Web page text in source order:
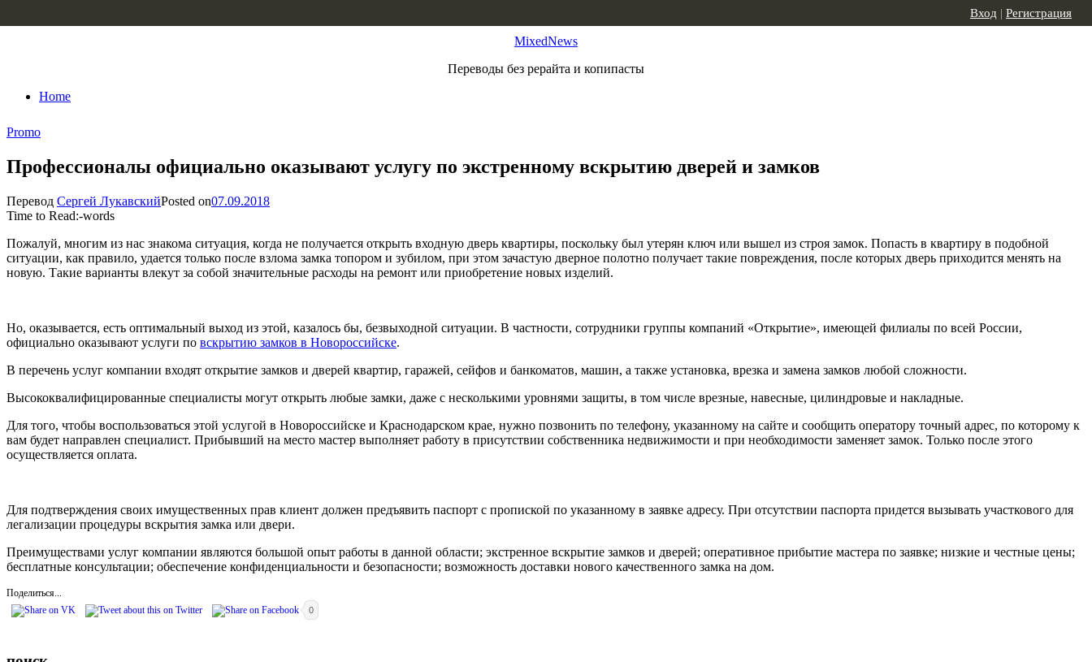
MixedNews
Переводы без рерайта и копипасты
Home
Вход | Регистрация
Promo
Профессионалы официально оказывают услугу по экстренному вскрытию дверей и замков
Перевод Сергей ЛукавскийPosted on07.09.2018
Time to Read:-words
Пожалуй, многим из нас знакома ситуация, когда не получается открыть входную дверь квартиры, поскольку был утерян ключ или вышел из строя замок. Попасть в квартиру в подобной
ситуации, как правило, удается только после взлома замка топором и зубилом, при этом зачастую дверное полотно получает такие повреждения, после которых дверь приходится менять на
новую. Такие варианты влекут за собой значительные расходы на ремонт или приобретение новых изделий.
Но, оказывается, есть оптимальный выход из этой, казалось бы, безвыходной ситуации. В частности, сотрудники группы компаний «Открытие», имеющей филиалы по всей России,
официально оказывают услуги по вскрытию замков в Новороссийске.
В перечень услуг компании входят открытие замков и дверей квартир, гаражей, сейфов и банкоматов, машин, а также установка, врезка и замена замков любой сложности.
Высококвалифицированные специалисты могут открыть любые замки, даже с несколькими уровнями защиты, в том числе врезные, навесные, цилиндровые и накладные.
Для того, чтобы воспользоваться этой услугой в Новороссийске и Краснодарском крае, нужно позвонить по телефону, указанному на сайте и сообщить оператору точный адрес, по которому к
вам будет направлен специалист. Прибывший на место мастер выполняет работу в присутствии собственника недвижимости и при необходимости заменяет замок. Только после этого
осуществляется оплата.
Для подтверждения своих имущественных прав клиент должен предъявить паспорт с пропиской по указанному в заявке адресу. При отсутствии паспорта придется вызывать участкового для
легализации процедуры вскрытия замка или двери.
Преимуществами услуг компании являются большой опыт работы в данной области; экстренное вскрытие замков и дверей; оперативное прибытие мастера по заявке; низкие и честные цены;
бесплатные консультации; обеспечение конфиденциальности и безопасности; возможность доставки нового качественного замка на дом.
Поделиться...
0